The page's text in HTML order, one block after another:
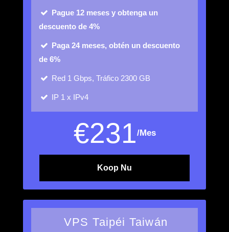
Pague 12 meses y obtenga un
descuento de 4%
Paga 24 meses, obtén un descuento
de 6%
Red 1 Gbps, Tráfico 2300 GB
IP 1 x IPv4
€231/Mes
Koop Nu
VPS Taipéi Taiwán